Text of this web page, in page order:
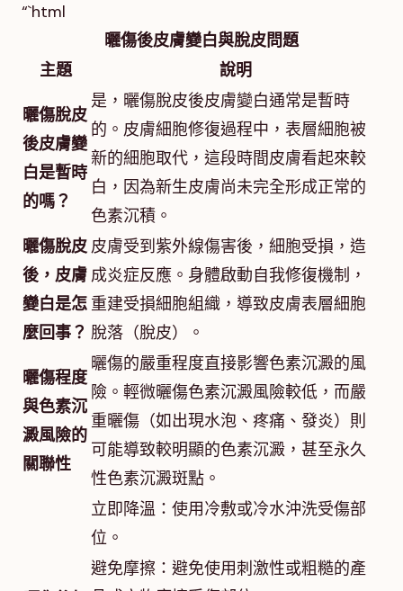
“`html
曬傷後皮膚變白與脫皮問題
主題
說明
曬傷脫皮
後皮膚變
白是暫時
的嗎？
是，曬傷脫皮後皮膚變白通常是暫時
的。皮膚細胞修復過程中，表層細胞被
新的細胞取代，這段時間皮膚看起來較
白，因為新生皮膚尚未完全形成正常的
色素沉積。
曬傷脫皮
後，皮膚
變白是怎
麼回事？
皮膚受到紫外線傷害後，細胞受損，造
成炎症反應。身體啟動自我修復機制，
重建受損細胞組織，導致皮膚表層細胞
脫落（脫皮）。
曬傷程度
與色素沉
澱風險的
關聯性
曬傷的嚴重程度直接影響色素沉澱的風
險。輕微曬傷色素沉澱風險較低，而嚴
重曬傷（如出現水泡、疼痛、發炎）則
可能導致較明顯的色素沉澱，甚至永久
性色素沉澱斑點。
立即降溫：使用冷敷或冷水沖洗受傷部
位。
避免摩擦：避免使用刺激性或粗糙的產